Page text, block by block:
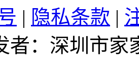
| 隐私条款 |
者：深圳市